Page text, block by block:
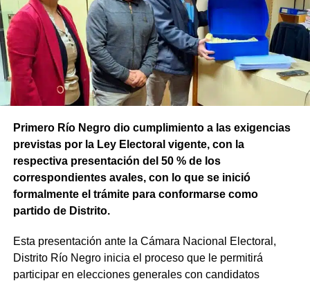
Primero Río Negro dio cumplimiento a las exigencias
previstas por la Ley Electoral vigente, con la
respectiva presentación del 50 % de los
correspondientes avales, con lo que se inició
formalmente el trámite para conformarse como
partido de Distrito.
Esta presentación ante la Cámara Nacional Electoral,
Distrito Río Negro inicia el proceso que le permitirá
participar en elecciones generales con candidatos